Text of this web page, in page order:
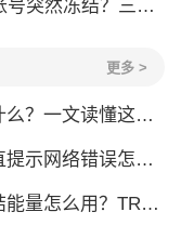
结？三步教你快速解冻
更多 >
读懂这款热门多链钱包
办？这几个方法帮你快速解决
？TRX冻结获取能量详解